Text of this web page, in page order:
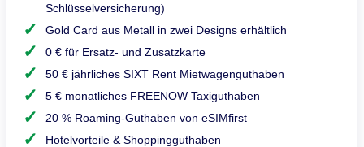
Schlüsselversicherung)
Gold Card aus Metall in zwei Designs erhältlich
0 € für Ersatz- und Zusatzkarte
50 € jährliches SIXT Rent Mietwagenguthaben
5 € monatliches FREENOW Taxiguthaben
20 % Roaming-Guthaben von eSIMfirst
Hotelvorteile & Shoppingguthaben